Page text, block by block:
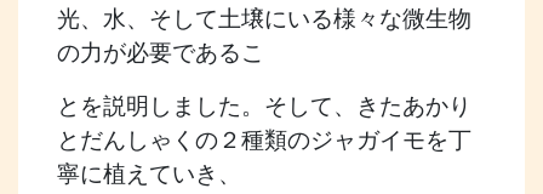
光、水、そして土壌にいる様々な微生物
の力が必要であるこ
とを説明しました。そして、きたあかり
とだんしゃくの２種類のジャガイモを丁
寧に植えていき、